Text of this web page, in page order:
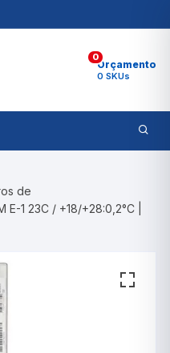
0
Orçamento
0 SKUs
de
1 23C / +18/+28:0,2°C |